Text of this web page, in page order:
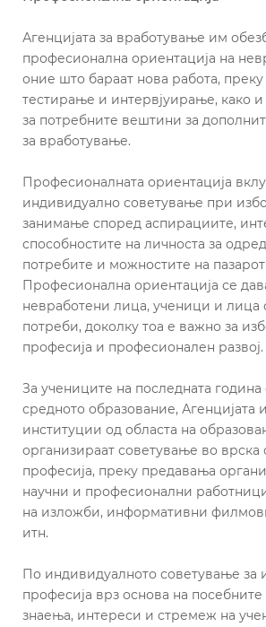
Агенцијата за вработување им
професионална ориентација на
оние што бараат нова работа,
тестирање и интервјуирање, како
за потребните вештини за
за вработување.
Професионалната ориентација
индивидуално советување при
занимање според аспирациите,
способностите на личноста за
потребите и можностите на пазарот
Професионална ориентација се
невработени лица, ученици и лица
потреби, доколку тоа е важно за
професија и професионален развој.
За учениците на последната
средното образование, Агенцијата
институции од областа на
организираат советување во врска
професија, преку предавања
научни и професионални
на изложби, информативни
итн.
По индивидуалното советување за
професија врз основа на посебните
знаења, интереси и стремеж на